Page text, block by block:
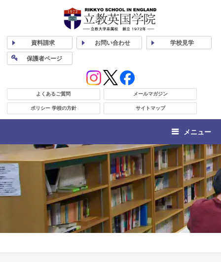
資料請求 お問い合わせ 学校見学
保護者ページ
よくあるご質問 メールマガジン
ポリシー 学校の方針 サイトマップ
メニュー